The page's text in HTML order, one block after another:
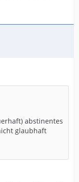
abstinentes
glaubhaft